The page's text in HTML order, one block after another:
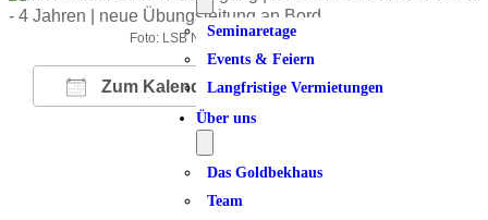
Seminaretage
Events & Feiern
Langfristige Vermietungen
Über uns
Das Goldbekhaus
Team
Foto: LSB NRW Andrea Bowinkelmann
Zum Kalender hinzufügen
ICS herunterladen
Google Kalender
iCalendar